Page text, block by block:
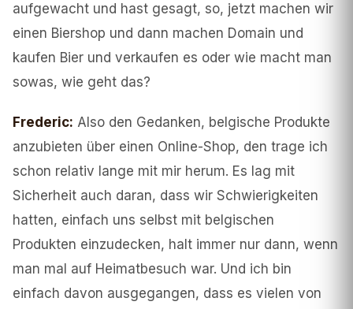
aufgewacht und hast gesagt, so, jetzt machen wir
einen Biershop und dann machen Domain und
kaufen Bier und verkaufen es oder wie macht man
sowas, wie geht das?
Frederic: Also den Gedanken, belgische Produkte
anzubieten über einen Online-Shop, den trage ich
schon relativ lange mit mir herum. Es lag mit
Sicherheit auch daran, dass wir Schwierigkeiten
hatten, einfach uns selbst mit belgischen
Produkten einzudecken, halt immer nur dann, wenn
man mal auf Heimatbesuch war. Und ich bin
einfach davon ausgegangen, dass es vielen von